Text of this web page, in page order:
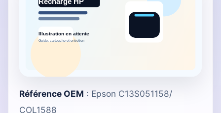
Référence OEM : Epson C13S051158/
COL1588